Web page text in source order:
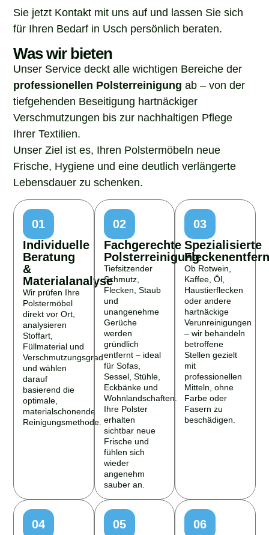
Sie jetzt Kontakt mit uns auf und lassen Sie sich
für Ihren Bedarf in Usch persönlich beraten.
Was wir bieten
Unser Service deckt alle wichtigen Bereiche der
professionellen Polsterreinigung ab – von der
tiefgehenden Beseitigung hartnäckiger
Verschmutzungen bis zur nachhaltigen Pflege
Ihrer Textilien.
Unser Ziel ist es, Ihren Polstermöbeln neue
Frische, Hygiene und eine deutlich verlängerte
Lebensdauer zu schenken.
01
Individuelle
Beratung
&
Materialanalyse
Wir prüfen Ihre
Polstermöbel
direkt vor Ort,
analysieren
Stoffart,
Füllmaterial und
Verschmutzungsgrad
und wählen
darauf
basierend die
optimale,
materialschonende
Reinigungsmethode.
02
Fachgerechte
Polsterreinigung
Tiefsitzender
Schmutz,
Flecken, Staub
und
unangenehme
Gerüche
werden
gründlich
entfernt – ideal
für Sofas,
Sessel, Stühle,
Eckbänke und
Wohnlandschaften.
Ihre Polster
erhalten
sichtbar neue
Frische und
fühlen sich
wieder
angenehm
sauber an.
03
Spezialisierte
Ob Rotwein,
Kaffee, Öl,
Haustierflecken
oder andere
hartnäckige
Verunreinigungen
– wir behandeln
betroffene
Stellen gezielt
mit
professionellen
Mitteln, ohne
Farbe oder
Fasern zu
beschädigen.
04
05
06